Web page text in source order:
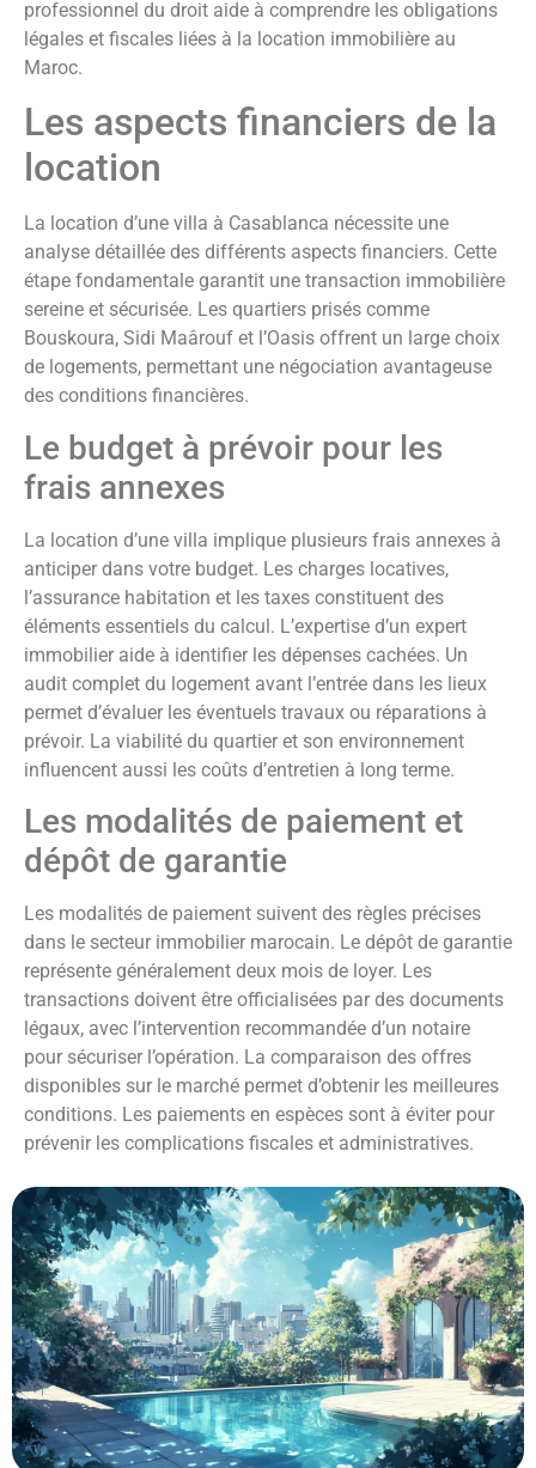
professionnel du droit aide à comprendre les obligations
légales et fiscales liées à la location immobilière au
Maroc.
Les aspects financiers de la
location
La location d’une villa à Casablanca nécessite une
analyse détaillée des différents aspects financiers. Cette
étape fondamentale garantit une transaction immobilière
sereine et sécurisée. Les quartiers prisés comme
Bouskoura, Sidi Maârouf et l’Oasis offrent un large choix
de logements, permettant une négociation avantageuse
des conditions financières.
Le budget à prévoir pour les
frais annexes
La location d’une villa implique plusieurs frais annexes à
anticiper dans votre budget. Les charges locatives,
l’assurance habitation et les taxes constituent des
éléments essentiels du calcul. L’expertise d’un expert
immobilier aide à identifier les dépenses cachées. Un
audit complet du logement avant l’entrée dans les lieux
permet d’évaluer les éventuels travaux ou réparations à
prévoir. La viabilité du quartier et son environnement
influencent aussi les coûts d’entretien à long terme.
Les modalités de paiement et
dépôt de garantie
Les modalités de paiement suivent des règles précises
dans le secteur immobilier marocain. Le dépôt de garantie
représente généralement deux mois de loyer. Les
transactions doivent être officialisées par des documents
légaux, avec l’intervention recommandée d’un notaire
pour sécuriser l’opération. La comparaison des offres
disponibles sur le marché permet d’obtenir les meilleures
conditions. Les paiements en espèces sont à éviter pour
prévenir les complications fiscales et administratives.